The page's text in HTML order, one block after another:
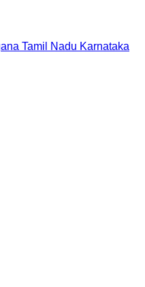
Tamil Nadu Karnataka